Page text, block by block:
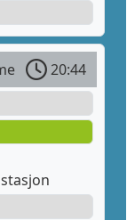
20:44